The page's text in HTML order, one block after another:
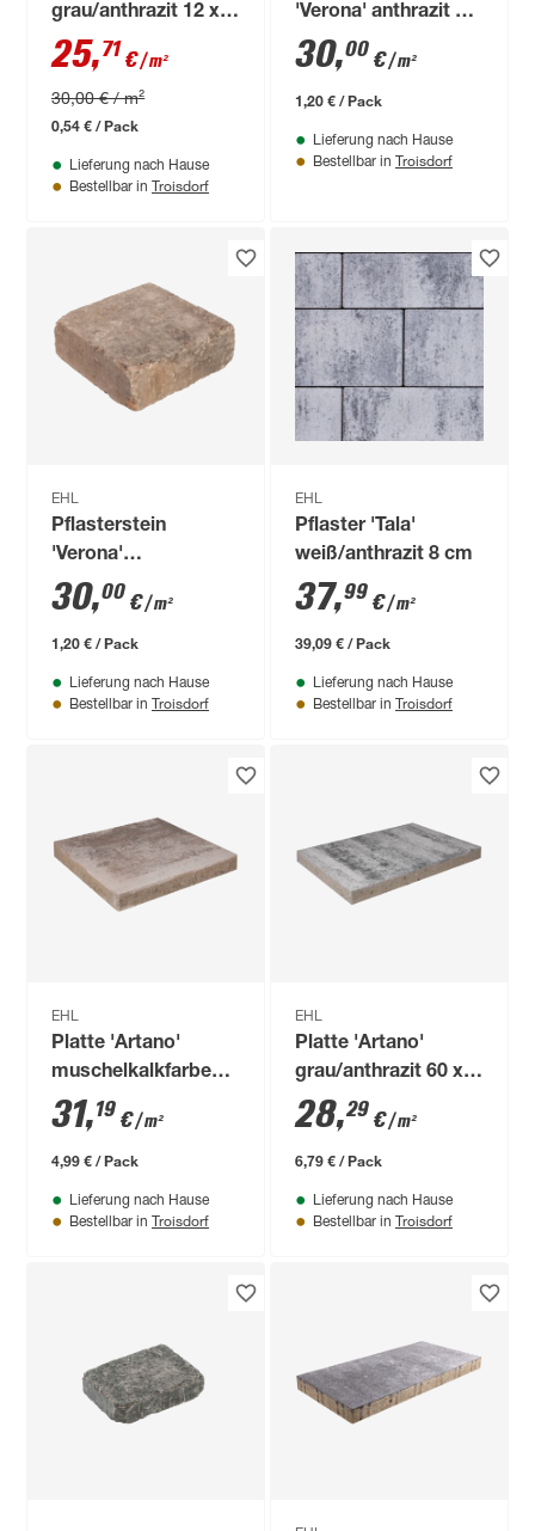
grau/anthrazit 12 x
18 x 5 cm
25,71€/ m²
30,00 € / m²
0,54 € / Pack
Lieferung nach Hause
Bestellbar in Troisdorf
'Verona' anthrazit 20
x 20 x 7 cm
30,00 €/ m²
1,20 € / Pack
Lieferung nach Hause
Bestellbar in Troisdorf
EHL
Pflasterstein
'Verona'
muschelkalkfarben
20 x 20 x 7 cm
30,00 €/ m²
1,20 € / Pack
Lieferung nach Hause
Bestellbar in Troisdorf
EHL
Pflaster 'Tala'
weiß/anthrazit 8 cm
37,99 €/ m²
39,09 € / Pack
Lieferung nach Hause
Bestellbar in Troisdorf
EHL
Platte 'Artano'
muschelkalkfarben
40 x 40 x 4 cm
31,19 €/ m²
4,99 € / Pack
Lieferung nach Hause
Bestellbar in Troisdorf
EHL
Platte 'Artano'
grau/anthrazit 60 x
40 x 4 cm
28,29 €/ m²
6,79 € / Pack
Lieferung nach Hause
Bestellbar in Troisdorf